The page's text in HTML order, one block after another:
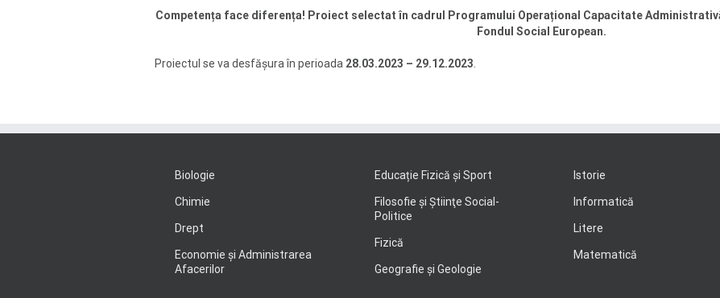
Competența face diferența! Proiect selectat în cadrul Programului Operațional Capacitate
Fondul Social European.
Proiectul se va desfășura în perioada 28.03.2023 – 29.12.2023
Biologie
Chimie
Drept
Economie şi Administrarea
Afacerilor
Educație Fizică și Sport
Filosofie şi Ştiinţe Social-
Politice
Fizică
Geografie şi Geologie
Istorie
Informatică
Litere
Matematică